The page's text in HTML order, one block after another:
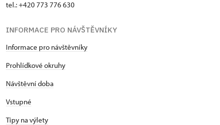
tel.: +420 773 776 630
INFORMACE PRO NÁVŠTĚVNÍKY
Informace pro návštěvníky
Prohlídkové okruhy
Návštěvní doba
Vstupné
Tipy na výlety